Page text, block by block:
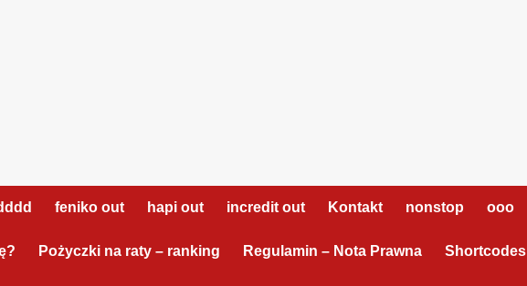
feniko out hapi out incredit out Kontakt nonstop ooo
Pożyczki na raty – ranking Regulamin – Nota Prawna Shortcodes